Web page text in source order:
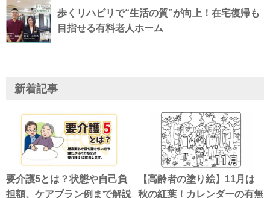
歩くリハビリで“生活の質”が向上！在宅復帰も
目指せる有料老人ホーム
新着記事
要介護5とは？状態や自己負
担額、ケアプラン例まで解説
【高齢者の塗り絵】11月は
秋の紅葉！カレンダーの有無